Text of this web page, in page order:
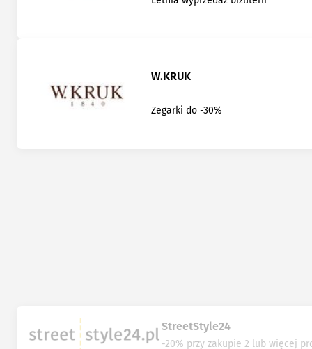
W.KRUK
Zegarki do -30%
StreetStyle24
-20% przy zakupie 2 lub więcej